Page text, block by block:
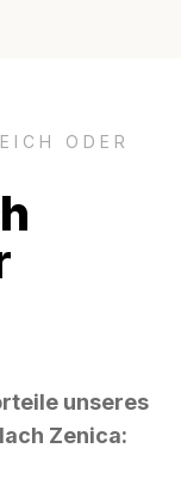
ODER
unseres
Zenica: